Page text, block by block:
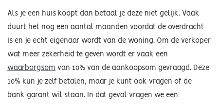
Als je een huis koopt dan betaal je deze niet gelijk. Vaak
duurt het nog een aantal maanden voordat de overdracht
is en je echt eigenaar wordt van de woning. Om de verkoper
wat meer zekerheid te geven wordt er vaak een
waarborgsom van 10% van de aankoopsom gevraagd. Deze
10% kun je zelf betalen, maar je kunt ook vragen of de
bank garant wil staan. In dat geval vragen we een